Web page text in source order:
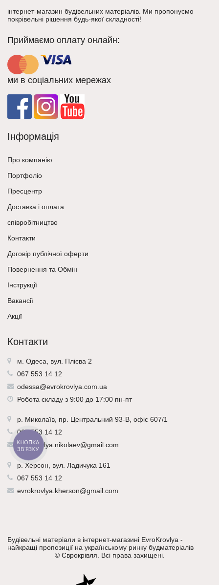
інтернет-магазин будівельних матеріалів. Ми пропонуємо
покрівельні рішення будь-якої складності!
Приймаємо оплату онлайн:
ми в соціальних мережах
Інформація
Про компанію
Портфоліо
Пресцентр
Доставка і оплата
співробітництво
Контакти
Договір публічної оферти
Повернення та Обмін
Інструкції
Вакансії
Акції
Контакти
м. Одеса, вул. Плієва 2
067 553 14 12
odessa@evrokrovlya.com.ua
Робота складу з 9:00 до 17:00 пн-пт
р. Миколаїв, пр. Центральний 93-В, офіс 607/1
067 553 14 12
evrokrovlya.nikolaev@gmail.com
р. Херсон, вул. Ладичука 161
067 553 14 12
evrokrovlya.kherson@gmail.com
Будівельні матеріали в інтернет-магазині EvroKrovlya -
найкращі пропозиції на українському ринку будматеріалів
© Єврокрівля. Всі права захищені.
КНОПКА
ЗВ'ЯЗКУ